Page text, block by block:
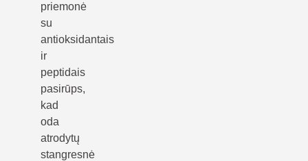
priemonė
su
antioksidantais
ir
peptidais
pasirūps,
kad
oda
atrodytų
stangresnė